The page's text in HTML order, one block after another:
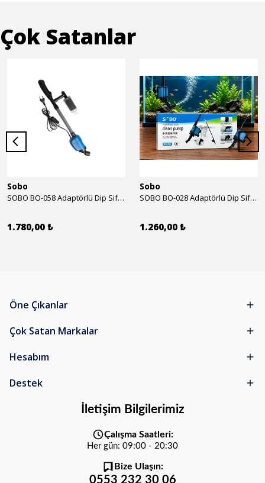
Çok Satanlar
Sobo
SOBO BO-058 Adaptörlü Dip Sifonu 2000 Lth 32 W
1.780,00 ₺
Sobo
SOBO BO-028 Adaptörlü Dip Sifonu 1700 Lth 28 W
1.260,00 ₺
Öne Çıkanlar
Çok Satan Markalar
Hesabım
Destek
İletişim Bilgilerimiz
Çalışma Saatleri:
Her gün: 09:00 - 20:30
Bize Ulaşın:
0553 232 30 06